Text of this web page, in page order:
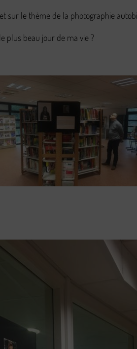
sur le thème de la photographie
plus beau jour de ma vie ?